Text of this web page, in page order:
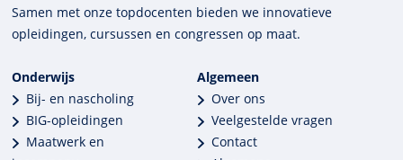
Samen met onze top­docenten bieden we innova­tieve
opleidingen, cursussen en congres­sen op maat.
Onderwijs
Bij- en nascholing
BIG-opleidingen
Maatwerk en
Algemeen
Over ons
Veelgestelde vragen
Contact